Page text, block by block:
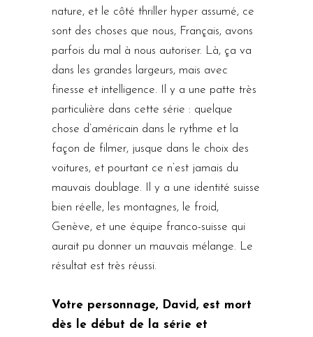
nature, et le côté thriller hyper assumé, ce
sont des choses que nous, Français, avons
parfois du mal à nous autoriser. Là, ça va
dans les grandes largeurs, mais avec
finesse et intelligence. Il y a une patte très
particulière dans cette série : quelque
chose d’américain dans le rythme et la
façon de filmer, jusque dans le choix des
voitures, et pourtant ce n’est jamais du
mauvais doublage. Il y a une identité suisse
bien réelle, les montagnes, le froid,
Genève, et une équipe franco-suisse qui
aurait pu donner un mauvais mélange. Le
résultat est très réussi.
Votre personnage, David, est mort
dès le début de la série et